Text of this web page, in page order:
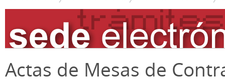
Actas de Mesas de